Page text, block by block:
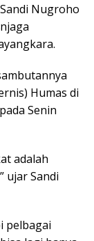
Nugroho
Humas di
Senin
adalah
ujar Sandi
pelbagai